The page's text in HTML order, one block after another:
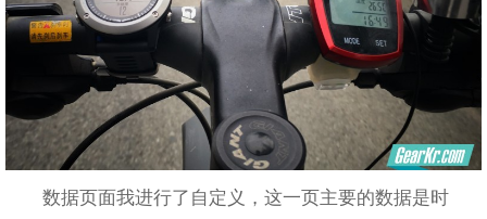
数据页面我进行了自定义，这一页主要的数据是时